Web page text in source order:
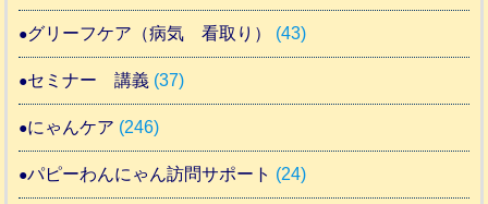
グリーフケア（病気 看取り） (43)
セミナー 講義 (37)
にゃんケア (246)
パピーわんにゃん訪問サポート (24)